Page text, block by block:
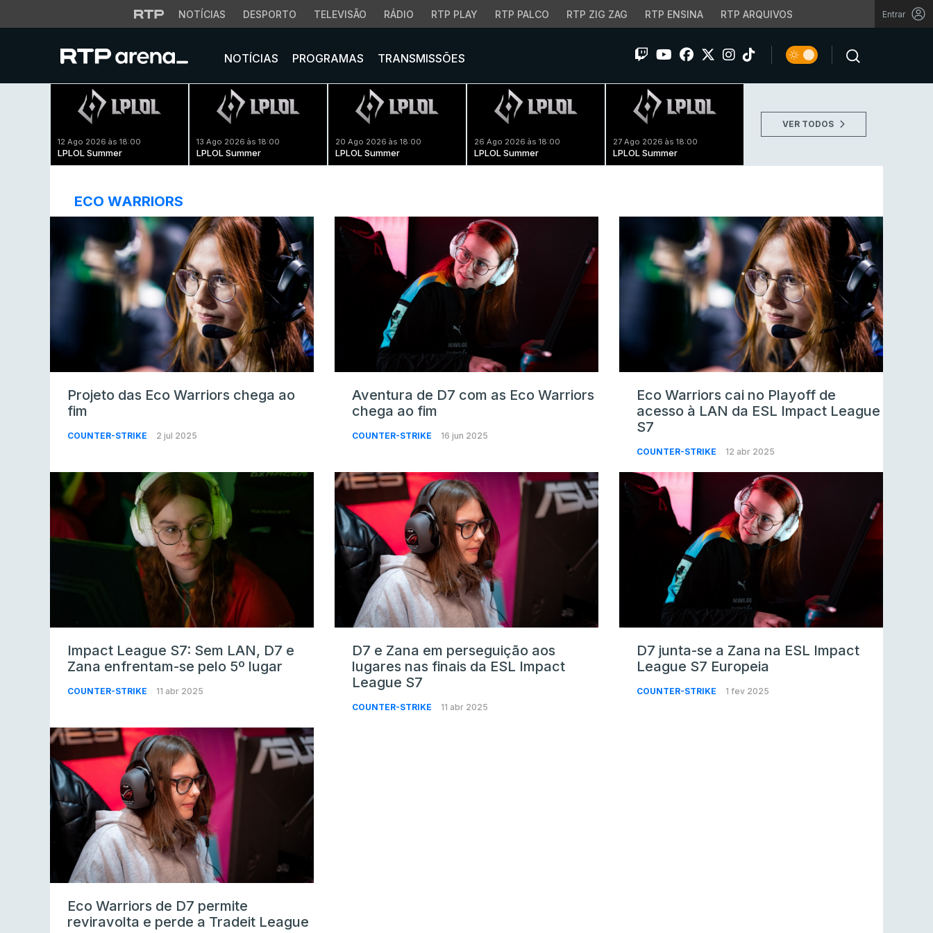
NOTÍCIAS DESPORTO TELEVISÃO RÁDIO RTP PLAY RTP PALCO RTP ZIG ZAG RTP ENSINA RTP ARQUIVOS Entrar
NOTÍCIAS PROGRAMAS TRANSMISSÕES
12 Ago 2026 às 18:00
LPLOL Summer
13 Ago 2026 às 18:00
LPLOL Summer
20 Ago 2026 às 18:00
LPLOL Summer
26 Ago 2026 às 18:00
LPLOL Summer
27 Ago 2026 às 18:00
LPLOL Summer
VER TODOS
ECO WARRIORS
Projeto das Eco Warriors chega ao
fim
COUNTER-STRIKE 2 jul 2025
Aventura de D7 com as Eco Warriors
chega ao fim
COUNTER-STRIKE 16 jun 2025
Eco Warriors cai no Playoff de
acesso à LAN da ESL Impact League
S7
COUNTER-STRIKE 12 abr 2025
Impact League S7: Sem LAN, D7 e
Zana enfrentam-se pelo 5º lugar
COUNTER-STRIKE 11 abr 2025
D7 e Zana em perseguição aos
lugares nas finais da ESL Impact
League S7
COUNTER-STRIKE 11 abr 2025
D7 junta-se a Zana na ESL Impact
League S7 Europeia
COUNTER-STRIKE 1 fev 2025
Eco Warriors de D7 permite
reviravolta e perde a Tradeit League